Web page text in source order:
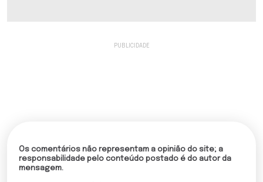
Os comentários não representam a opinião do site; a
responsabilidade pelo conteúdo postado é do autor da
mensagem.